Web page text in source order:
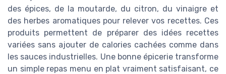
des épices, de la moutarde, du citron, du vinaigre et
des herbes aromatiques pour relever vos recettes. Ces
produits permettent de préparer des idées recettes
variées sans ajouter de calories cachées comme dans
les sauces industrielles. Une bonne épicerie transforme
un simple repas menu en plat vraiment satisfaisant, ce